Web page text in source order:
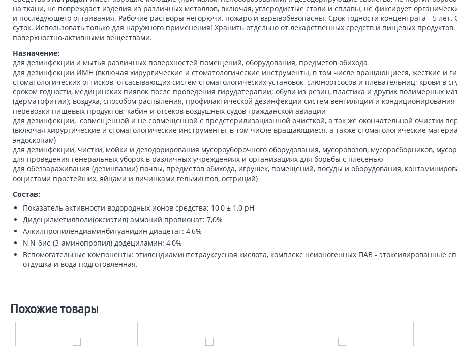
на ткани, не повреждает изделия из различных металлов, включая, углеродистые стали и сплавы, не фиксирует
и последующего оттаивания. Рабочие растворы негорючи, пожаро и взрывобезопасны. Срок годности концентрата - 5 лет.
суток. Использовать только для наружного применения! Хранить отдельно от лекарственных средств и пищевых
поверхностно-активными веществами.
Назначение:
для дезинфекции и мытья различных поверхностей помещений, оборудования, предметов обихода
для дезинфекции ИМН (включая хирургические и стоматологические инструменты, в том числе вращающиеся, жесткие и
стоматологических оттисков, отсасывающих систем стоматологических установок, слюноотсосов и плевательниц; крови в
сроком годности, медицинских пиявок после проведения гирудотерапии; обуви из резин, пластика и других полимерных
(дерматофитии); воздуха, способом распыления, профилактической дезинфекции систем вентиляции и кондиционирования
перевозки пищевых продуктов; кабин и отсеков воздушных судов гражданской авиации
для дезинфекции, совмещенной и не совмещенной с предстерилизационной очисткой, а так же окончательной очистки
(включая хирургические и стоматологические инструменты, в том числе вращающиеся, а также стоматологические
эндоскопам)
для дезинфекции, чистки, мойки и дезодорирования мусороуборочного оборудования, мусоровозов, мусоросборников,
для проведения генеральных уборок в различных учреждениях и организациях для борьбы с плесенью
для обеззараживания (дезинвазии) почвы, предметов обихода, игрушек, помещений, посуды и оборудования,
ооцистами простейших, яйцами и личинками гельминтов, остриций)
Состав:
Показатель активности водородных ионов средства: 10,0 ± 1,0 pH
Дидецилметилполи(оксиэтил) аммоний пропионат: 7,0%
Алкилпропилендиаминбигуанидин диацетат: 4,6%
N,N-бис-(3-аминопропил) додециламин: 4,0%
Вспомогательные компоненты: этилендиаминтетрауксусная кислота, комплекс неионогенных ПАВ - этоксилированные
отдушка и вода подготовленная.
Похожие товары